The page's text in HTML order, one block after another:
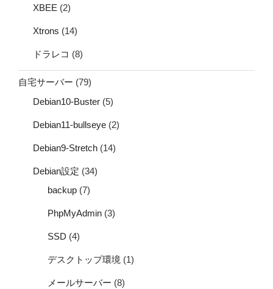
XBEE (2)
Xtrons (14)
ドラレコ (8)
自宅サーバー (79)
Debian10-Buster (5)
Debian11-bullseye (2)
Debian9-Stretch (14)
Debian設定 (34)
backup (7)
PhpMyAdmin (3)
SSD (4)
デスクトップ環境 (1)
メールサーバー (8)